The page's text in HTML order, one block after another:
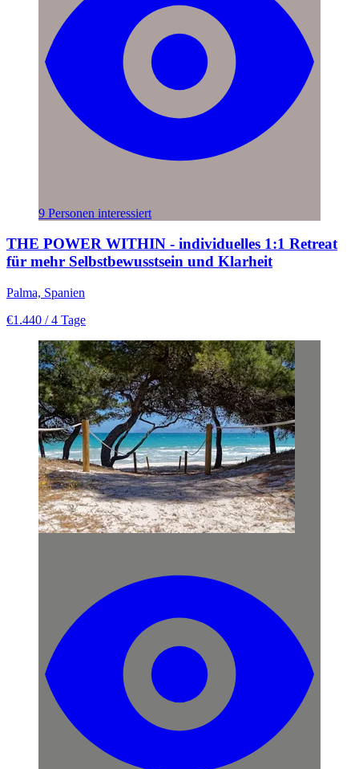
9 Personen interessiert
THE POWER WITHIN - individuelles 1:1 Retreat
für mehr Selbstbewusstsein und Klarheit
Palma, Spanien
€1.440 / 4 Tage